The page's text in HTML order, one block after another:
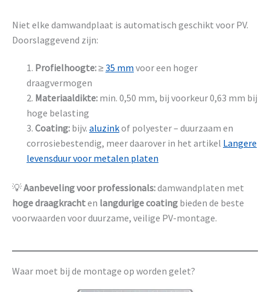
Niet elke damwandplaat is automatisch geschikt voor PV.
Doorslaggevend zijn:
Profielhoogte:≥35 mm voor een hoger
draagvermogen
Materiaaldikte: min. 0,50 mm, bij voorkeur 0,63 mm bij
hoge belasting
Coating: bijv. aluzinkof polyester – duurzaam en
corrosiebestendig, meer daarover in het artikel Langere
levensduur voor metalen platen
💡Aanbeveling voor professionals:damwandplaten met
hoge draagkrachten langdurige coating bieden de beste
voorwaarden voor duurzame, veilige PV-montage.
Waar moet bij de montage op worden gelet?